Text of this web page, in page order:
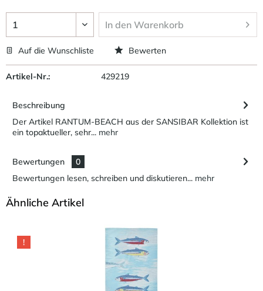
In den Warenkorb
Auf die Wunschliste Bewerten
Artikel-Nr.: 429219
Beschreibung
Der Artikel RANTUM-BEACH aus der SANSIBAR Kollektion ist
ein topaktueller, sehr... mehr
Bewertungen
0
Bewertungen lesen, schreiben und diskutieren... mehr
Ähnliche Artikel
!